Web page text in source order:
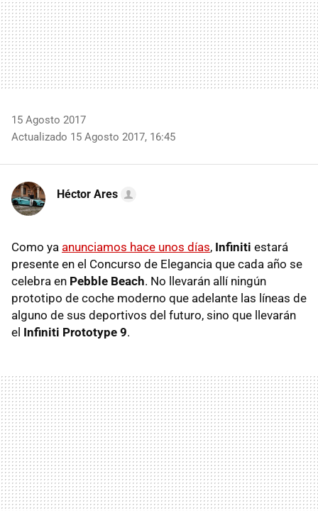
15 Agosto 2017
Actualizado 15 Agosto 2017, 16:45
Héctor Ares
Como ya anunciamos hace unos días, Infiniti estará
presente en el Concurso de Elegancia que cada año se
celebra en Pebble Beach. No llevarán allí ningún
prototipo de coche moderno que adelante las líneas de
alguno de sus deportivos del futuro, sino que llevarán
el Infiniti Prototype 9.